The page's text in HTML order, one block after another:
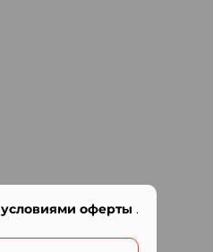
условиями оферты .